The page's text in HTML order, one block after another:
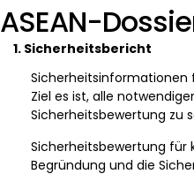
ASEAN-
1. Sicherheitsbericht
Sicherheitsinformationen
Ziel es ist, alle
Sicherheitsbewertung zu
Sicherheitsbewertung für
Begründung und die